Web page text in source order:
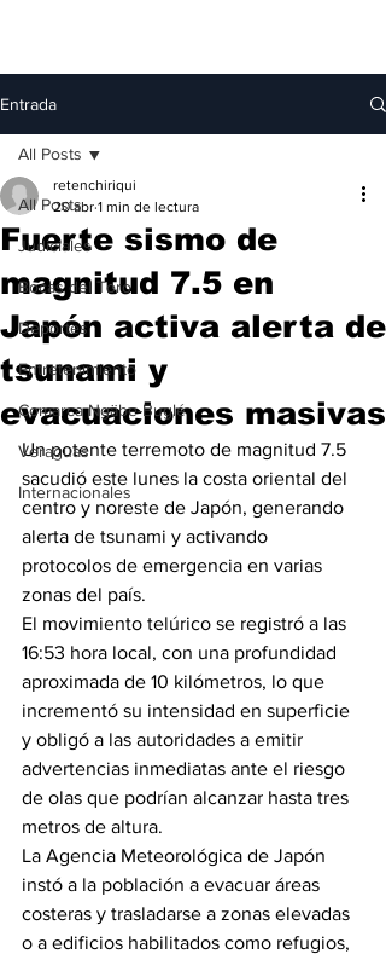
Entrada
All Posts
Judiciales
Bocas del Toro
Deportes
Entretenimiento
Comarca Ngäbe-Buglé
Veraguas
Internacionales
All Posts
Fuerte sismo de
magnitud 7.5 en
Japón activa alerta de
tsunami y
evacuaciones masivas
retenchiriqui
20 abr 1 min de lectura
Un potente terremoto de magnitud 7.5
sacudió este lunes la costa oriental del
centro y noreste de Japón, generando
alerta de tsunami y activando
protocolos de emergencia en varias
zonas del país.
El movimiento telúrico se registró a las
16:53 hora local, con una profundidad
aproximada de 10 kilómetros, lo que
incrementó su intensidad en superficie
y obligó a las autoridades a emitir
advertencias inmediatas ante el riesgo
de olas que podrían alcanzar hasta tres
metros de altura.
La Agencia Meteorológica de Japón
instó a la población a evacuar áreas
costeras y trasladarse a zonas elevadas
o a edificios habilitados como refugios,